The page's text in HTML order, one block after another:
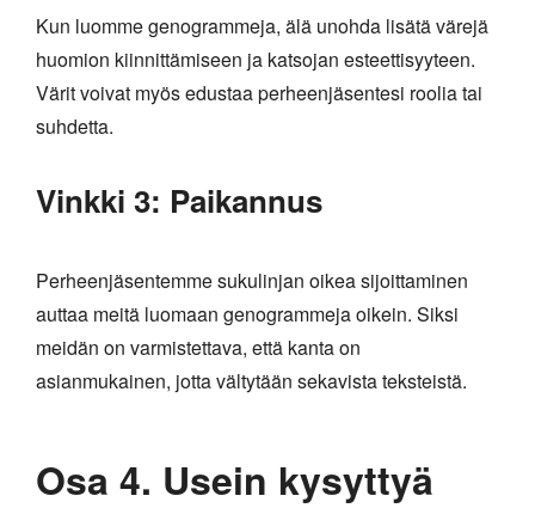
Kun luomme genogrammeja, älä unohda lisätä värejä
huomion kiinnittämiseen ja katsojan esteettisyyteen.
Värit voivat myös edustaa perheenjäsentesi roolia tai
suhdetta.
Vinkki 3: Paikannus
Perheenjäsentemme sukulinjan oikea sijoittaminen
auttaa meitä luomaan genogrammeja oikein. Siksi
meidän on varmistettava, että kanta on
asianmukainen, jotta vältytään sekavista teksteistä.
Osa 4. Usein kysyttyä